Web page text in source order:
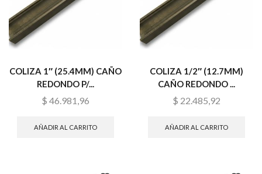
COLIZA 1″ (25.4MM) CAÑO
REDONDO P/...
$ 46.981,96
AÑADIR AL CARRITO
COLIZA 1/2″ (12.7MM)
CAÑO REDONDO ...
$ 22.485,92
AÑADIR AL CARRITO